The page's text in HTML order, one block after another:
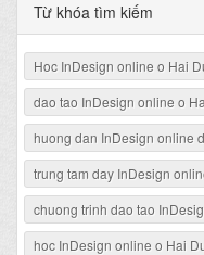
Từ khóa tìm kiếm
Hoc InDesign online o Hai
dao tao InDesign online o
huong dan InDesign online
trung tam day InDesign
chuong trinh dao tao
hoc InDesign online o Hai